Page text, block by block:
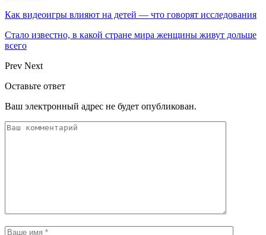
Как видеоигры влияют на детей — что говорят исследования
Стало известно, в какой стране мира женщины живут дольше
всего
Prev Next
Оставьте ответ
Ваш электронный адрес не будет опубликован.